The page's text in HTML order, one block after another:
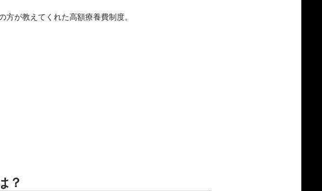
方が教えてくれた高額療養費制度。
？